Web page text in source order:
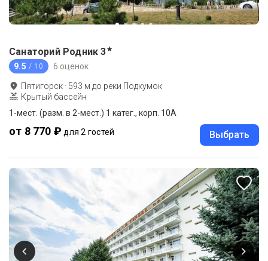
Санаторий Родник 3★
9.5 / 10 6 оценок
Пятигорск · 593 м до реки Подкумок
Крытый бассейн
1-мест. (разм. в 2-мест.) 1 катег., корп. 10А
от 8 770 ₽ для 2 гостей Выбрать